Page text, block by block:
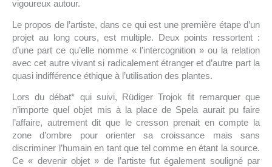
vigoureux autour.
Le propos de l’artiste, dans ce qui est une première étape d’un
projet au long cours, est multiple. Deux points ressortent :
d’une part ce qu’elle nomme « l’intercognition » ou la relation
avec cet autre vivant si radicalement étranger et d’autre part la
quasi indifférence éthique à l’utilisation des plantes.
Lors du débat* qui suivi, Rüdiger Trojok fit remarquer que
n’importe quel objet mis à la place de Spela aurait pu faire
l’affaire, autrement dit que le cresson prenait en compte la
zone d’ombre pour orienter sa croissance mais sans
discriminer l’humain en tant que tel comme en étant la source.
Ce « devenir objet » de l’artiste fut également souligné par